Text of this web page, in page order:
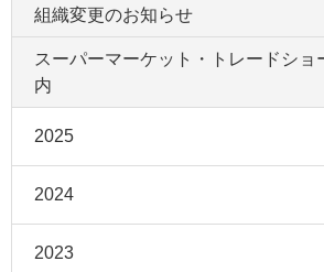
組織変更のお知らせ
スーパーマーケット・トレードショ
内
2025
2024
2023